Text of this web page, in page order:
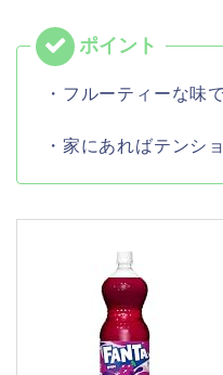
・フルーティーな味
・家にあればテンシ